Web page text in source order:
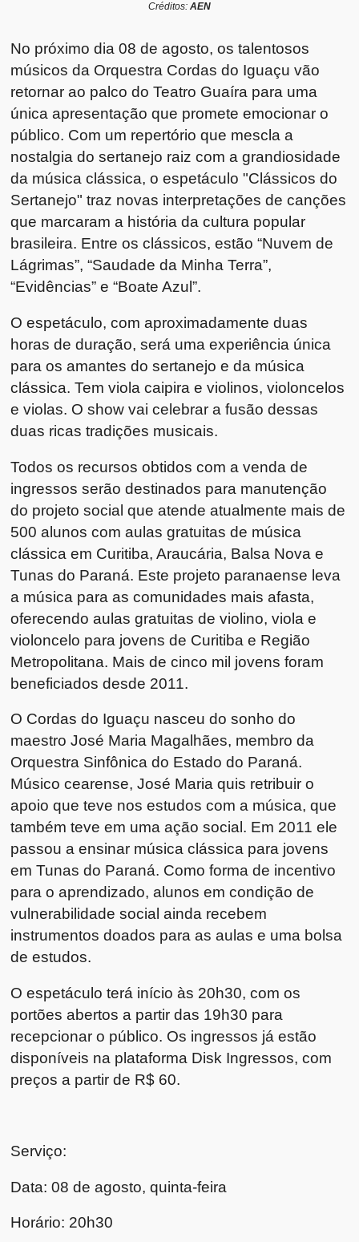
Créditos: AEN
No próximo dia 08 de agosto, os talentosos
músicos da Orquestra Cordas do Iguaçu vão
retornar ao palco do Teatro Guaíra para uma
única apresentação que promete emocionar o
público. Com um repertório que mescla a
nostalgia do sertanejo raiz com a grandiosidade
da música clássica, o espetáculo "Clássicos do
Sertanejo" traz novas interpretações de canções
que marcaram a história da cultura popular
brasileira. Entre os clássicos, estão “Nuvem de
Lágrimas”, “Saudade da Minha Terra”,
“Evidências” e “Boate Azul”.
O espetáculo, com aproximadamente duas
horas de duração, será uma experiência única
para os amantes do sertanejo e da música
clássica. Tem viola caipira e violinos, violoncelos
e violas. O show vai celebrar a fusão dessas
duas ricas tradições musicais.
Todos os recursos obtidos com a venda de
ingressos serão destinados para manutenção
do projeto social que atende atualmente mais de
500 alunos com aulas gratuitas de música
clássica em Curitiba, Araucária, Balsa Nova e
Tunas do Paraná. Este projeto paranaense leva
a música para as comunidades mais afasta,
oferecendo aulas gratuitas de violino, viola e
violoncelo para jovens de Curitiba e Região
Metropolitana. Mais de cinco mil jovens foram
beneficiados desde 2011.
O Cordas do Iguaçu nasceu do sonho do
maestro José Maria Magalhães, membro da
Orquestra Sinfônica do Estado do Paraná.
Músico cearense, José Maria quis retribuir o
apoio que teve nos estudos com a música, que
também teve em uma ação social. Em 2011 ele
passou a ensinar música clássica para jovens
em Tunas do Paraná. Como forma de incentivo
para o aprendizado, alunos em condição de
vulnerabilidade social ainda recebem
instrumentos doados para as aulas e uma bolsa
de estudos.
O espetáculo terá início às 20h30, com os
portões abertos a partir das 19h30 para
recepcionar o público. Os ingressos já estão
disponíveis na plataforma Disk Ingressos, com
preços a partir de R$ 60.
Serviço:
Data: 08 de agosto, quinta-feira
Horário: 20h30